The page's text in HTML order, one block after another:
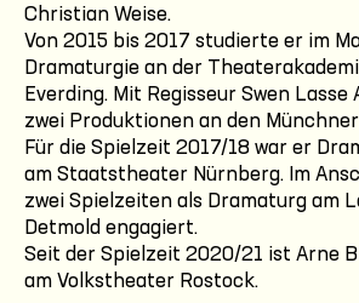
Christian Weise.
Von 2015 bis 2017 studierte er im
Dramaturgie an der
Everding. Mit Regisseur Swen Lasse
zwei Produktionen an den
Für die Spielzeit 2017/18 war er
am Staatstheater Nürnberg. Im
zwei Spielzeiten als Dramaturg am
Detmold engagiert.
Seit der Spielzeit 2020/21 ist Arne
am Volkstheater Rostock.